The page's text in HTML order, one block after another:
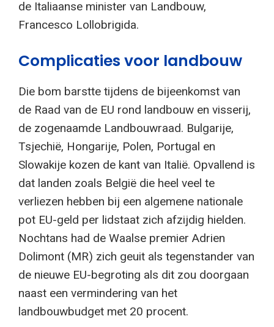
de Italiaanse minister van Landbouw,
Francesco Lollobrigida.
Complicaties voor landbouw
Die bom barstte tijdens de bijeenkomst van
de Raad van de EU rond landbouw en visserij,
de zogenaamde Landbouwraad. Bulgarije,
Tsjechië, Hongarije, Polen, Portugal en
Slowakije kozen de kant van Italië. Opvallend is
dat landen zoals België die heel veel te
verliezen hebben bij een algemene nationale
pot EU-geld per lidstaat zich afzijdig hielden.
Nochtans had de Waalse premier Adrien
Dolimont (MR) zich geuit als tegenstander van
de nieuwe EU-begroting als dit zou doorgaan
naast een vermindering van het
landbouwbudget met 20 procent.